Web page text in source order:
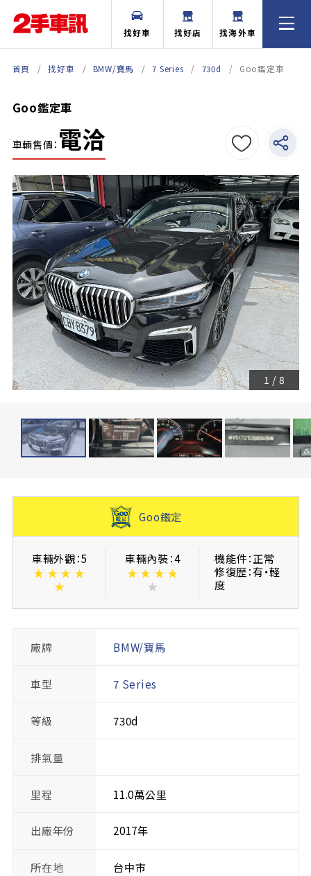
找好車 找好店 找海外車
首頁 找好車 BMW/寶馬 7 Series 730d Goo鑑定車
Goo鑑定車
車輛售價： 電洽
1 / 8
Goo鑑定
車輛外觀：5
★ ★ ★ ★
★
車輛內裝：4
★ ★ ★ ★
★
機能件：正常
修復歴：有・軽
度
廠牌 BMW/寶馬
車型 7 Series
等級 730d
排氣量
里程 11.0萬公里
出廠年份 2017年
所在地 台中市